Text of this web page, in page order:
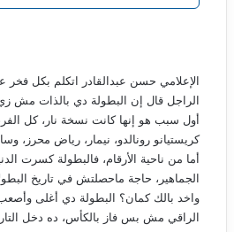
الإعلامي حسن عبدالقادر اتكلم بكل فخر
الراجل قال إن البطولة دي بالذات مش
أول سبب هو إنها كانت نسخة نار، كل
كريستيانو رونالدو، نيمار، رياض
أما من ناحية الأرقام، فالبطولة كسرت
الجماهير، حاجة ماحصلتش في تاريخ
واخد بالك كمان؟ البطولة دي أغلى
الراقي مش بس فاز بالكأس، ده دخل